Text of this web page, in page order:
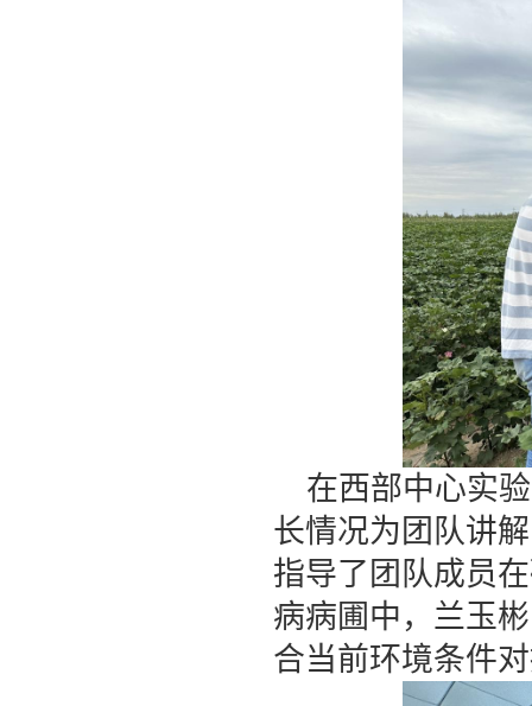
在西部中心实
长情况为团队讲
指导了团队成员
病病圃中，兰玉
合当前环境条件